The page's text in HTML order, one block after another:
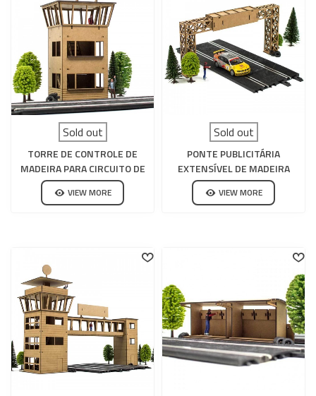
Sold out
TORRE DE CONTROLE DE
MADEIRA PARA CIRCUITO DE
SLOT
VIEW MORE
Sold out
PONTE PUBLICITÁRIA
EXTENSÍVEL DE MADEIRA
PARA CIRCUITO DE SLOT
VIEW MORE